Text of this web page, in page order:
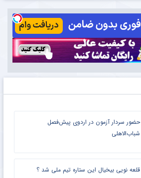
حضور سردار آزمون در اردوی پیش‌فصل
شباب‌الاهلی
قلعه نویی بیخیال این ستاره تیم ملی شد ؟